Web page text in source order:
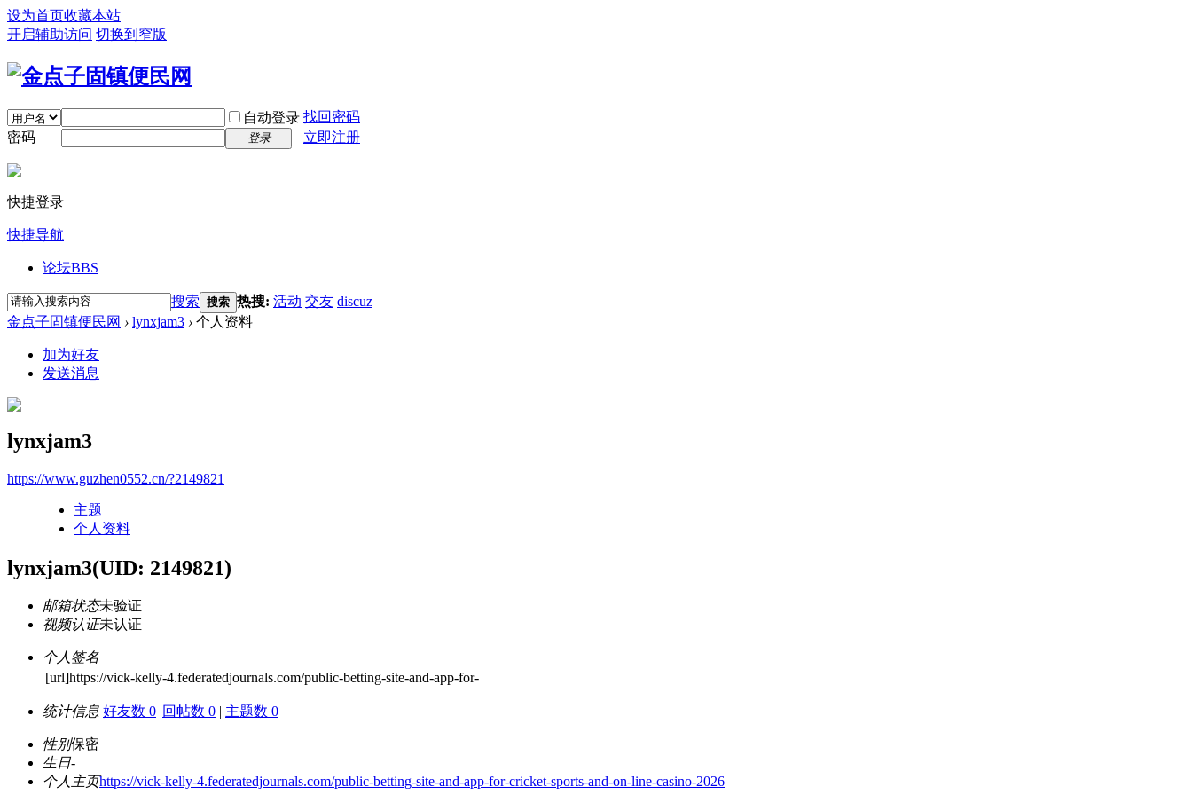
设为首页收藏本站
开启辅助访问 切换到窄版
自动登录 找回密码
密码
登录 立即注册
快捷登录
快捷导航
论坛BBS
搜索 搜索 热搜: 活动 交友 discuz
金点子固镇便民网 › lynxjam3 › 个人资料
加为好友
发送消息
lynxjam3
https://www.guzhen0552.cn/?2149821
主题
个人资料
lynxjam3(UID: 2149821)
邮箱状态未验证
视频认证未认证
个人签名
[url]https://vick-kelly-4.federatedjournals.com/public-betting-site-and-app-for-
统计信息 好友数 0 |回帖数 0 | 主题数 0
性别保密
生日-
个人主页https://vick-kelly-4.federatedjournals.com/public-betting-site-and-app-for-cricket-sports-and-on-line-casino-2026